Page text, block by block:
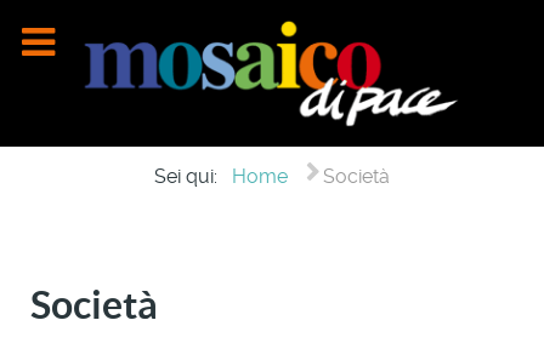
Sei qui: Home Società
Società